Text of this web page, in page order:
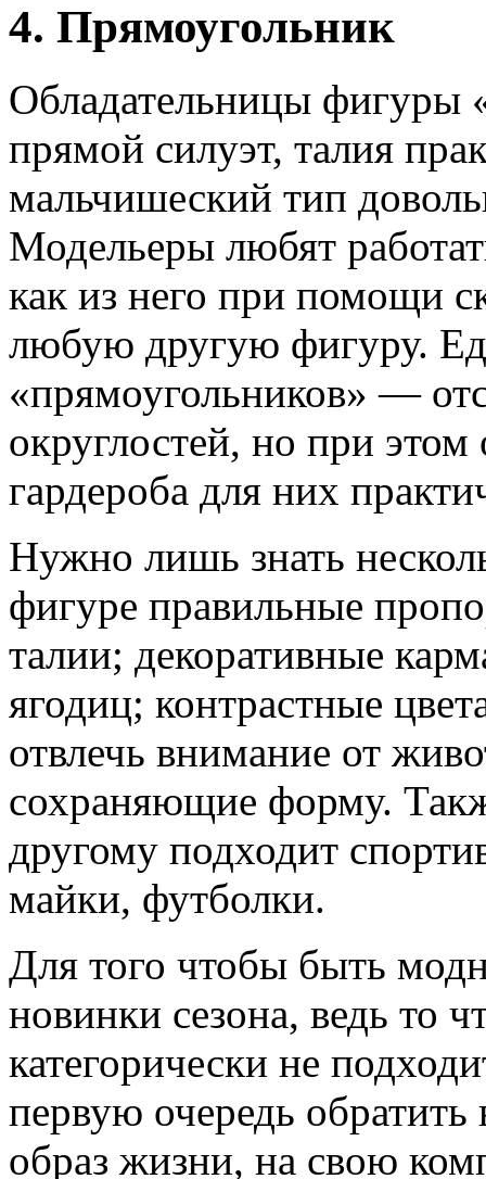
4. Прямоугольник
Обладательницы фигуры
прямой силуэт, талия
мальчишеский тип
Модельеры любят
как из него при помощи
любую другую фигуру.
«прямоугольников» —
округлостей, но при
гардероба для них
Нужно лишь знать
фигуре правильные
талии; декоративные
ягодиц; контрастные
отвлечь внимание от
сохраняющие форму.
другому подходит
майки, футболки.
Для того чтобы быть
новинки сезона, ведь то
категорически не
первую очередь
образ жизни, на свою